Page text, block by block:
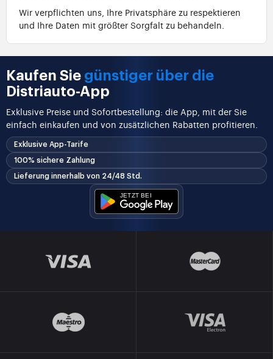
Wir verpflichten uns, Ihre Privatsphäre zu respektieren
und Ihre Daten mit größter Sorgfalt zu behandeln.
Kaufen Sie günstiger über die
Distriauto-App
Exklusive Preise und Sofortbestellung: die App, mit der Sie
einfach einkaufen und von zusätzlichen Rabatten profitieren.
Exklusive App-Tarife
100% sichere Zahlung
Lieferung innerhalb von 24/48 Std.